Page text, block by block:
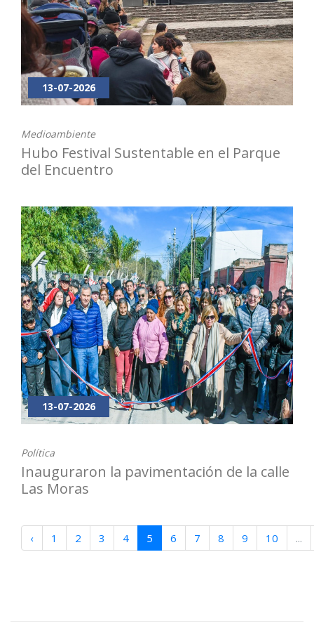
13-07-2026
Medioambiente
Hubo Festival Sustentable en el Parque
del Encuentro
13-07-2026
Política
Inauguraron la pavimentación de la calle
Las Moras
‹ 1 2 3 4 5 6 7 8 9 10 ...